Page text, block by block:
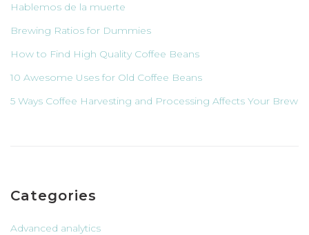
Hablemos de la muerte
Brewing Ratios for Dummies
How to Find High Quality Coffee Beans
10 Awesome Uses for Old Coffee Beans
5 Ways Coffee Harvesting and Processing Affects Your Brew
Categories
Advanced analytics